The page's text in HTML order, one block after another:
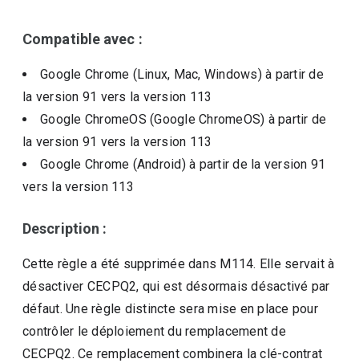
Compatible avec :
Google Chrome (Linux, Mac, Windows)à partir de
la version 91 vers la version 113
Google ChromeOS (Google ChromeOS) à partir de
la version 91 vers la version 113
Google Chrome (Android)à partir de la version 91
vers la version 113
Description :
Cette règle a été supprimée dans M114. Elle servait à
désactiver CECPQ2, qui est désormais désactivé par
défaut. Une règle distincte sera mise en place pour
contrôler le déploiement du remplacement de
CECPQ2. Ce remplacement combinera la clé-contrat